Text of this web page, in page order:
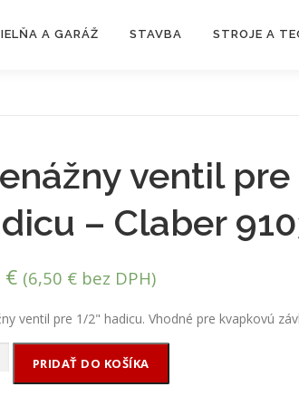
A GARÁŽ STAVBA STROJE A
ventil
– Claber
€ (6,50 € bez DPH)
ventil pre 1/2" hadicu. Vhodné pre kvapkovú
PRIDAŤ DO KOŠÍKA